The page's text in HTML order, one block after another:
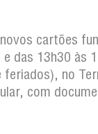
cartões
das 13h30 às
no
com